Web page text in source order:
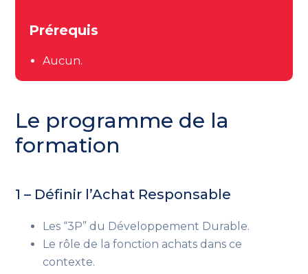
Prérequis
Aucun.
Le programme de la
formation
1 – Définir l’Achat Responsable
Les “3P” du Développement Durable.
Le rôle de la fonction achats dans ce
contexte.